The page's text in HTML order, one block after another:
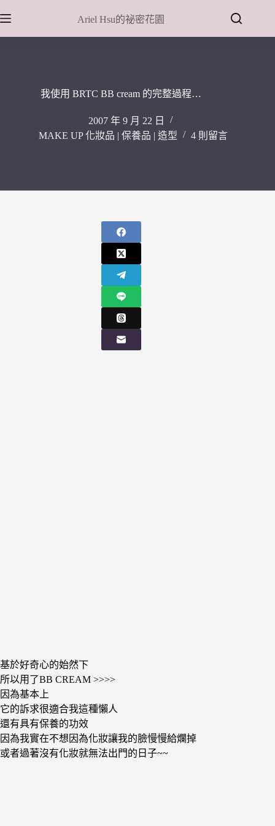
至
主
Ariel Hsu的祕密花園
我使用 BRTC BB cream 的完整過程…
2007 年 9 月 22 日
MAKE UP 化妝品 | 保養品 | 造型
4 則留言
基於好奇心的始然下
所以用了BB CREAM >>>>
因為基本上
它的訴求很適合我這種懶人
還有具有保養的功效
因為我實在不想因為化妝讓我的臉慢慢給爛掉
或者過著沒有化妝就無法出門的日子~~